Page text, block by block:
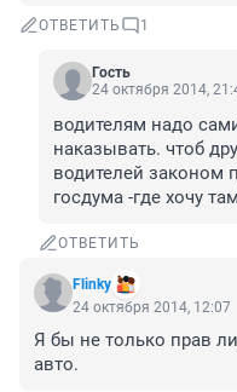
ОТВЕТИТЬ 1
Гость
24 октября 2014,
водителям надо
наказывать. чтоб
водителей законом
госдума -где хочу
ОТВЕТИТЬ
Flinky
24 октября 2014, 12:07
Я бы не только прав
авто.